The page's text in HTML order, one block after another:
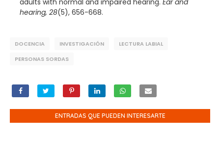
hearing, 28(5), 656-668.
DOCENCIA INVESTIGACIÓN
LECTURA LABIAL
PERSONAS SORDAS
ENTRADAS QUE PUEDEN INTERESARTE